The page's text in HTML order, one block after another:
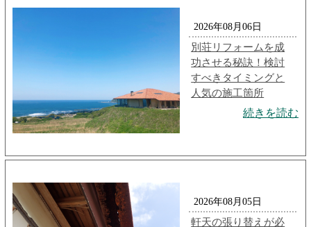
2026年08月06日
別荘リフォームを成
功させる秘訣！検討
すべきタイミングと
人気の施工箇所
続きを読む
2026年08月05日
軒天の張り替えが必